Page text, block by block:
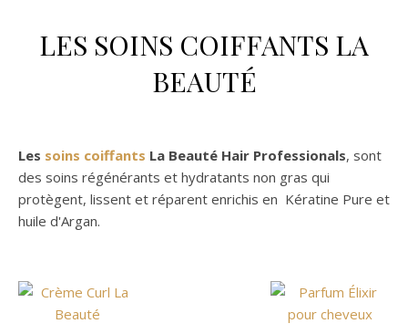
LES SOINS COIFFANTS LA
BEAUTÉ
Les soins coiffants La Beauté Hair Professionals, sont
des soins régénérants et hydratants non gras qui
protègent, lissent et réparent enrichis en Kératine Pure et
huile d'Argan.